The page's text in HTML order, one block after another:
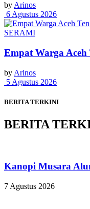
byArinos
6 Agustus 2026
SERAMI
Empat Warga
by Arinos
5 Agustus 2026
BERITA TERKINI
BERITA
Kanopi Musara
7 Agustus 2026